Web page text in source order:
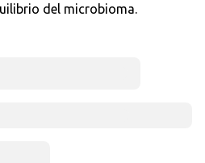
del microbioma.